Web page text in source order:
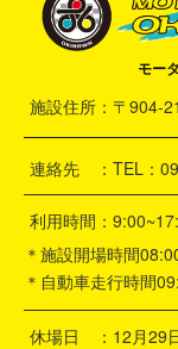
モー
施設住所：〒904-
連絡先 ：TEL：
利用時間：
＊施設開場時間
＊自動車走行時間
休場日 ：12月29